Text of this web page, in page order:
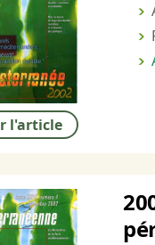
l'article